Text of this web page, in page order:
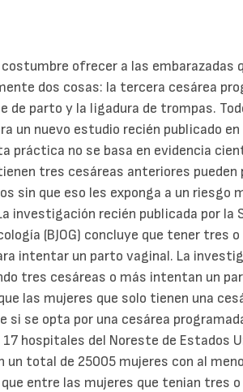
ofrecer a las embarazadas
dos cosas: la tercera cesárea
de parto y la ligadura de trompas.
un nuevo estudio recién publicado
práctica no se basa en evidencia
tres cesáreas anteriores
sin que eso les exponga a un riesgo
investigación recién publicada por la
(BJOG) concluye que tener tres
intentar un parto vaginal. La
tres cesáreas o más intentan un
las mujeres que solo tienen una
si se opta por una cesárea
hospitales del Noreste de Estados
un total de 25005 mujeres con al
entre las mujeres que tenian tres